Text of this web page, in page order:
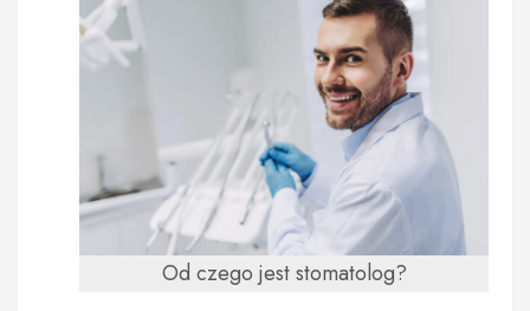
Od czego jest stomatolog?